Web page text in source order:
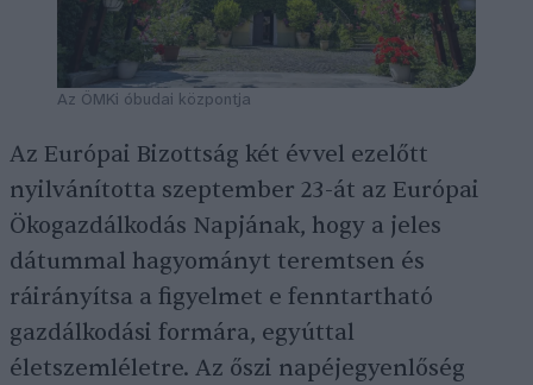
Az ÖMKi óbudai központja
Az Európai Bizottság két évvel ezelőtt
nyilvánította szeptember 23-át az Európai
Ökogazdálkodás Napjának, hogy a jeles
dátummal hagyományt teremtsen és
ráirányítsa a figyelmet e fenntartható
gazdálkodási formára, egyúttal
életszemléletre. Az őszi napéjegyenlőség